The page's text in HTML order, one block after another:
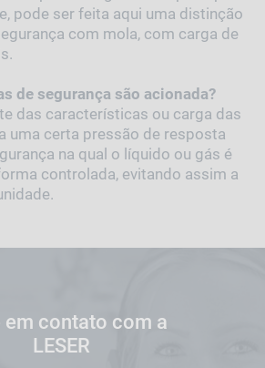
pode ser feita aqui uma distinção
com mola, com carga de
de segurança são acionada?
das características ou carga das
uma certa pressão de resposta
na qual o líquido ou gás é
controlada, evitando assim a
em contato com a
LESER